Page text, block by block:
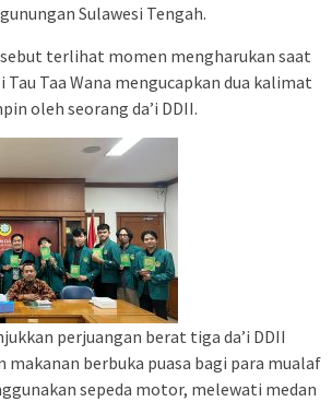
Sulawesi Tengah.
terlihat momen mengharukan saat
Tau Taa Wana mengucapkan dua kalimat
oleh seorang da’i DDII.
perjuangan berat tiga da’i DDII
makanan berbuka puasa bagi para mualaf
sepeda motor, melewati medan